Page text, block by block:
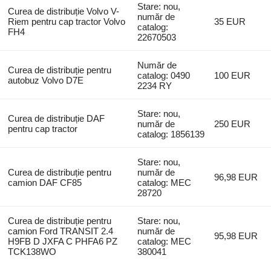
Curea de distribuție Volvo V-
Riem pentru cap tractor Volvo
FH4
Stare: nou,
număr de
catalog:
22670503
35 EUR
Curea de distribuție pentru
autobuz Volvo D7E
Număr de
catalog: 0490
2234 RY
100 EUR
Curea de distribuție DAF
pentru cap tractor
Stare: nou,
număr de
catalog: 1856139
250 EUR
Curea de distribuție pentru
camion DAF CF85
Stare: nou,
număr de
catalog: MEC
28720
96,98 EUR
Curea de distribuție pentru
camion Ford TRANSIT 2.4
H9FB D JXFA C PHFA6 PZ
TCK138WO
Stare: nou,
număr de
catalog: MEC
380041
95,98 EUR